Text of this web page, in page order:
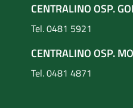
CENTRALINO OSP.
Tel. 0481 5921
CENTRALINO OSP.
Tel. 0481 4871